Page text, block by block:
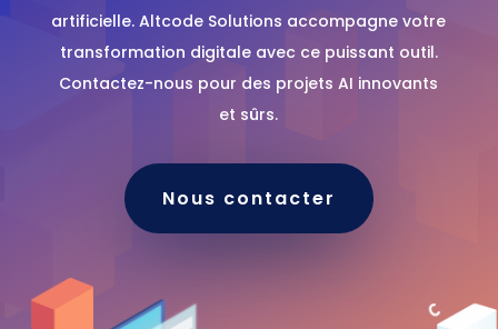
artificielle. Altcode Solutions accompagne votre
transformation digitale avec ce puissant outil.
Contactez-nous pour des projets AI innovants
et sûrs.
Nous contacter